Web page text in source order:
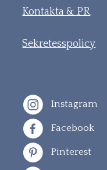
Kontakta & PR
Sekretesspolicy
Instagram
Facebook
Pinterest